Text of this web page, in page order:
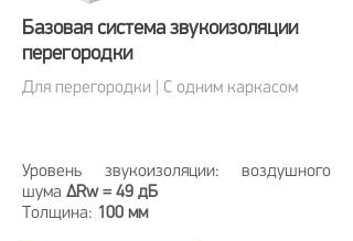
Базовая система звукоизоляции
перегородки
Для перегородки | С одним каркасом
Уровень звукоизоляции: воздушного
шума ΔRw = 49 дБ
Толщина: 100 мм